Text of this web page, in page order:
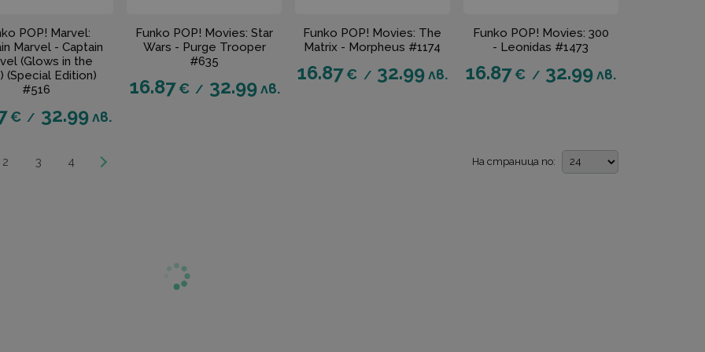
POP! Marvel:
Marvel - Captain
(Glows in the
(Special Edition)
#516
€ / 32.99лв.
Funko POP! Movies: Star
Wars - Purge Trooper
#635
16.87 € / 32.99 лв.
Funko POP! Movies: The
Matrix - Morpheus #1174
16.87 € / 32.99 лв.
Funko POP! Movies: 300
- Leonidas #1473
16.87 € / 32.99лв.
2 3 4 На страница по: